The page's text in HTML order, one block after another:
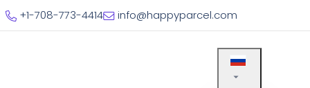
+1-708-773-4414 info@happyparcel.com